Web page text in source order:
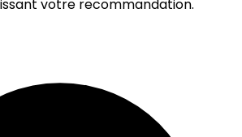
votre recommandation.